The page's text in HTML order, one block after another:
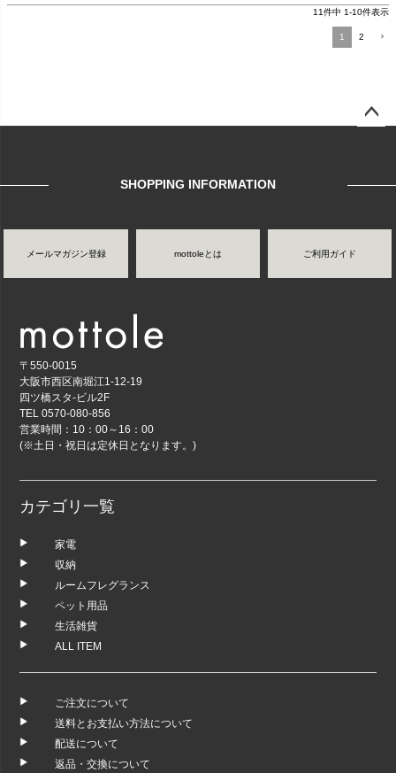
11件中 1-10件表示
1 2
SHOPPING INFORMATION
メールマガジン登録 mottoleとは ご利用ガイド
〒550-0015
大阪市西区南堀江1-12-19
四ツ橋スタ-ビル2F
TEL 0570-080-856
営業時間：10：00～16：00
(※土日・祝日は定休日となります。)
カテゴリ一覧
家電
収納
ルームフレグランス
ペット用品
生活雑貨
ALL ITEM
ご注文について
送料とお支払い方法について
配送について
返品・交換について